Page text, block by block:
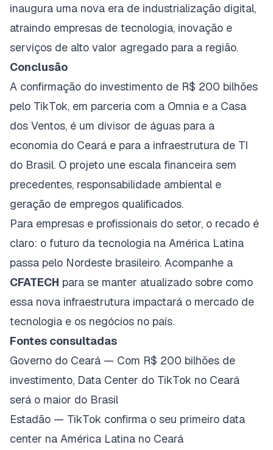
inaugura uma nova era de industrialização digital,
atraindo empresas de tecnologia, inovação e
serviços de alto valor agregado para a região.
Conclusão
A confirmação do investimento de R$ 200 bilhões
pelo TikTok, em parceria com a Omnia e a Casa
dos Ventos, é um divisor de águas para a
economia do Ceará e para a infraestrutura de TI
do Brasil. O projeto une escala financeira sem
precedentes, responsabilidade ambiental e
geração de empregos qualificados.
Para empresas e profissionais do setor, o recado é
claro: o futuro da tecnologia na América Latina
passa pelo Nordeste brasileiro. Acompanhe a
CFATECH para se manter atualizado sobre como
essa nova infraestrutura impactará o mercado de
tecnologia e os negócios no país.
Fontes consultadas
Governo do Ceará — Com R$ 200 bilhões de
investimento, Data Center do TikTok no Ceará
será o maior do Brasil
Estadão — TikTok confirma o seu primeiro data
center na América Latina no Ceará